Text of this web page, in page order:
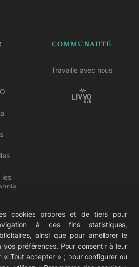
les
COMMUNAUTÉ
Travaille avec nous
cookies propres et de tiers pour
à des fins statistiques,
ainsi que pour améliorer le
vos préférences. Pour consentir à leur
« Tout accepter » ; pour configurer ou